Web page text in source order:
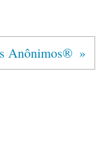
Anônimos®